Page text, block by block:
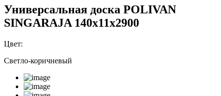
Универсальная доска POLIVAN
SINGARAJA 140х11х2900
Цвет:
Светло-коричневый